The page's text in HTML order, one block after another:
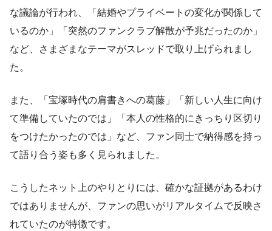
な議論が行われ、「結婚やプライベートの変化が関係して
いるのか」「突然のファンクラブ解散が予兆だったのか」
など、さまざまなテーマがスレッドで取り上げられまし
た。
また、「宝塚時代の肩書きへの葛藤」「新しい人生に向け
て準備していたのでは」「本人の性格的にきっちり区切り
をつけたかったのでは」など、ファン同士で納得感を持っ
て語り合う姿も多く見られました。
こうしたネット上のやりとりには、確かな証拠があるわけ
ではありませんが、ファンの思いがリアルタイムで反映さ
れていたのが特徴です。